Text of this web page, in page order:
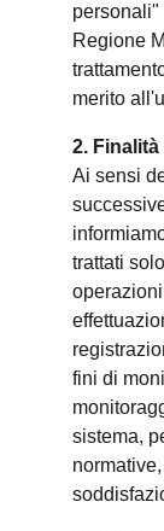
personali"
Regione
merito
2.
Ai sensi
trattati
fini di
sistema,